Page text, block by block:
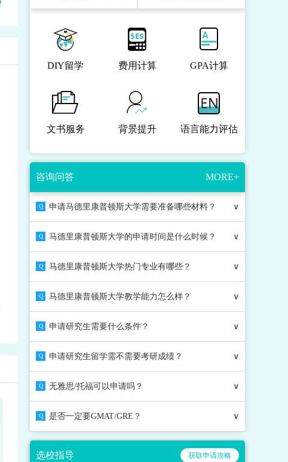
DIY留学 费用计算 GPA计算
文书服务 背景提升 语言能力评估
咨询问答 MORE+
Q 申请马德里康普顿斯大学需要准备哪些材料？ ∨
Q 马德里康普顿斯大学的申请时间是什么时候？ ∨
Q 马德里康普顿斯大学热门专业有哪些？ ∨
Q 马德里康普顿斯大学教学能力怎么样？ ∨
Q 申请研究生需要什么条件？ ∨
Q 申请研究生留学需不需要考研成绩？ ∨
Q 无雅思/托福可以申请吗？ ∨
Q 是否一定要GMAT/GRE？ ∨
选校指导 获取申请攻略